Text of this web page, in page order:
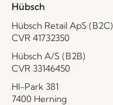
Hübsch
Hübsch Retail ApS (B2C)
CVR 41732350
Hübsch A/S (B2B)
CVR 33146450
HI-Park 381
7400 Herning